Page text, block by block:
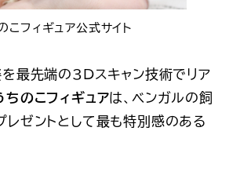
こフィギュア公式サイト
を最先端の3Dスキャン技術でリア
ちのこフィギュアは、ベンガルの飼
レゼントとして最も特別感のある